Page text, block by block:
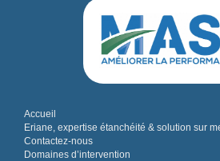
Accueil
Eriane, expertise étanchéité & solution sur
Contactez-nous
Domaines d’intervention